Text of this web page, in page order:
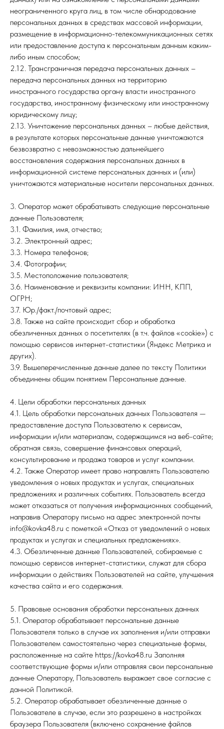
неограниченного круга лиц, в том числе обнародование
персональных данных в средствах массовой информации,
размещение в информационно-телекоммуникационных сетях
или предоставление доступа к персональным данным каким-
либо иным способом;
2.12. Трансграничная передача персональных данных –
передача персональных данных на территорию
иностранного государства органу власти иностранного
государства, иностранному физическому или иностранному
юридическому лицу;
2.13. Уничтожение персональных данных – любые действия,
в результате которых персональные данные уничтожаются
безвозвратно с невозможностью дальнейшего
восстановления содержания персональных данных в
информационной системе персональных данных и (или)
уничтожаются материальные носители персональных данных.
3. Оператор может обрабатывать следующие персональные
данные Пользователя;
3.1. Фамилия, имя, отчество;
3.2. Электронный адрес;
3.3. Номера телефонов;
3.4. Фотографии;
3.5. Местоположение пользователя;
3.6. Наименование и реквизиты компании: ИНН, КПП,
ОГРН;
3.7. Юр./факт./почтовый адрес;
3.8. Также на сайте происходит сбор и обработка
обезличенных данных о посетителях (в т.ч. файлов «cookie») с
помощью сервисов интернет-статистики (Яндекс Метрика и
других).
3.9. Вышеперечисленные данные далее по тексту Политики
объединены общим понятием Персональные данные.
4. Цели обработки персональных данных
4.1. Цель обработки персональных данных Пользователя —
предоставление доступа Пользователю к сервисам,
информации и/или материалам, содержащимся на веб-сайте;
обратная связь, совершение финансовых операций,
консультирование и продажа товаров и услуг компании.
4.2. Также Оператор имеет право направлять Пользователю
уведомления о новых продуктах и услугах, специальных
предложениях и различных событиях. Пользователь всегда
может отказаться от получения информационных сообщений,
направив Оператору письмо на адрес электронной почты
info@kovka48.ru с пометкой «Отказ от уведомлений о новых
продуктах и услугах и специальных предложениях».
4.3. Обезличенные данные Пользователей, собираемые с
помощью сервисов интернет-статистики, служат для сбора
информации о действиях Пользователей на сайте, улучшения
качества сайта и его содержания.
5. Правовые основания обработки персональных данных
5.1. Оператор обрабатывает персональные данные
Пользователя только в случае их заполнения и/или отправки
Пользователем самостоятельно через специальные формы,
расположенные на сайте https://kovka48.ru Заполняя
соответствующие формы и/или отправляя свои персональные
данные Оператору, Пользователь выражает свое согласие с
данной Политикой.
5.2. Оператор обрабатывает обезличенные данные о
Пользователе в случае, если это разрешено в настройках
браузера Пользователя (включено сохранение файлов